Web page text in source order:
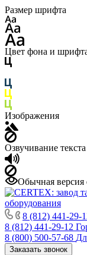
Размер шрифта
Цвет фона и
Изображения
Озвучивание текста
Обычная версия
8 (812) 441-29-
8 (812) 441-29-12
8 (800) 500-57-68
Заказать звонок